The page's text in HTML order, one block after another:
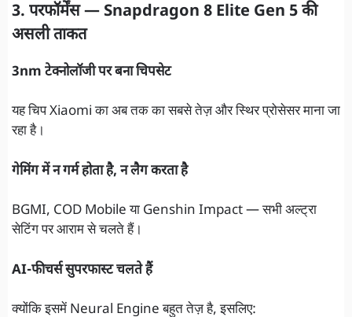
3. परफॉर्मेंस — Snapdragon 8 Elite Gen 5 की
असली ताकत
3nm टेक्नोलॉजी पर बना चिपसेट
यह चिप Xiaomi का अब तक का सबसे तेज़ और स्थिर प्रोसेसर माना जा
रहा है।
गेमिंग में न गर्म होता है, न लैग करता है
BGMI, COD Mobile या Genshin Impact — सभी अल्ट्रा
सेटिंग पर आराम से चलते हैं।
AI-फीचर्स सुपरफास्ट चलते हैं
क्योंकि इसमें Neural Engine बहुत तेज़ है, इसलिए: